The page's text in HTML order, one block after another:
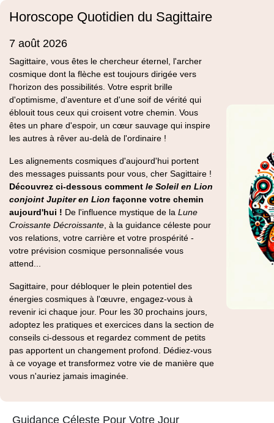
Horoscope Quotidien du Sagittaire
7 août 2026
Sagittaire, vous êtes le chercheur éternel, l'archer
cosmique dont la flèche est toujours dirigée vers
l'horizon des possibilités. Votre esprit brille
d'optimisme, d'aventure et d'une soif de vérité qui
éblouit tous ceux qui croisent votre chemin. Vous
êtes un phare d'espoir, un cœur sauvage qui inspire
les autres à rêver au-delà de l'ordinaire !
Les alignements cosmiques d'aujourd'hui portent
des messages puissants pour vous, cher Sagittaire !
Découvrez ci-dessous comment le Soleil en Lion
conjoint Jupiter en Lion façonne votre chemin
aujourd'hui ! De l'influence mystique de la Lune
Croissante Décroissante , à la guidance céleste pour
vos relations, votre carrière et votre prospérité -
votre prévision cosmique personnalisée vous
attend...
Sagittaire, pour débloquer le plein potentiel des
énergies cosmiques à l'œuvre, engagez-vous à
revenir ici chaque jour. Pour les 30 prochains jours,
adoptez les pratiques et exercices dans la section de
conseils ci-dessous et regardez comment de petits
pas apportent un changement profond. Dédiez-vous
à ce voyage et transformez votre vie de manière que
vous n'auriez jamais imaginée.
Guidance Céleste Pour Votre Jour